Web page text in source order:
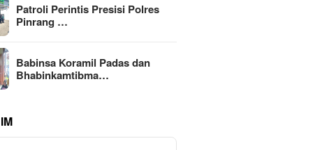
Patroli Perintis Presisi Polres
Pinrang …
Babinsa Koramil Padas dan
Bhabinkamtibma…